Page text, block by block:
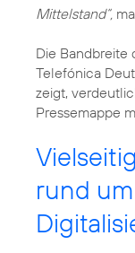
Mittelstand“,
Die Bandbreite
Telefónica
zeigt,
Pressemappe
rund um